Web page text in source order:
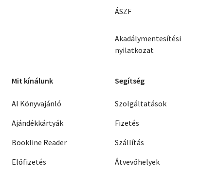
ÁSZF
Akadálymentesítési
nyilatkozat
Mit kínálunk
AI Könyvajánló
Ajándékkártyák
Bookline Reader
Előfizetés
Segítség
Szolgáltatások
Fizetés
Szállítás
Átvevőhelyek